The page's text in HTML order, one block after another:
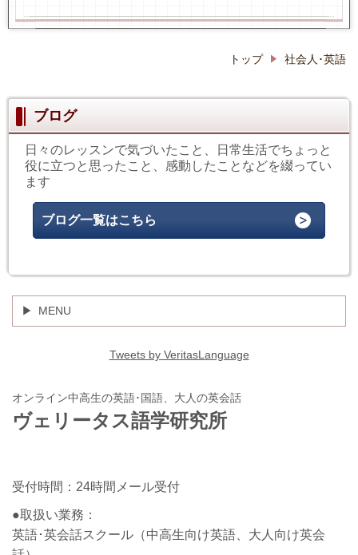
トップ 社会人･英語
ブログ
日々のレッスンで気づいたこと、日常生活でちょっと
役に立つと思ったこと、感動したことなどを綴ってい
ます
ブログ一覧はこちら
MENU
Tweets by VeritasLanguage
オンライン中高生の英語･国語、大人の英会話
ヴェリータス語学研究所
受付時間：24時間メール受付
●取扱い業務：
英語･英会話スクール（中高生向け英語、大人向け英会